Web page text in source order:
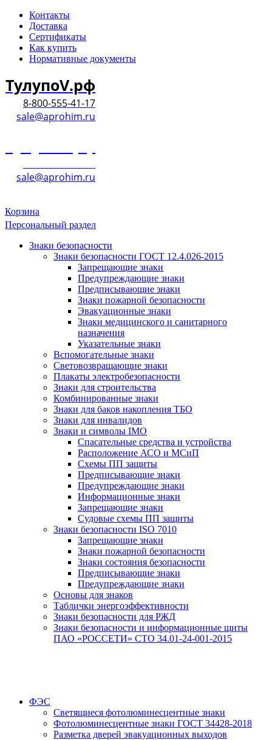
Контакты
Доставка
Сертификаты
Как купить
Нормативные документы
ТулупоV.рф
8-800-555-41-17
sale@aprohim.ru
sale@aprohim.ru
Корзина
Персональный раздел
Знаки безопасности
Знаки безопасности ГОСТ 12.4.026-2015
Запрещающие знаки
Предупреждающие знаки
Предписывающие знаки
Знаки пожарной безопасности
Эвакуационные знаки
Знаки медицинского и санитарного
назначения
Указательные знаки
Вспомогательные знаки
Световозвращающие знаки
Плакаты электробезопасности
Знаки для строительства
Комбинированные знаки
Знаки для баков накопления ТБО
Знаки для инвалидов
Знаки и символы IMO
Спасательные средства и устройства
Расположение АСО и МСиП
Схемы ПП защиты
Предписывающие знаки
Предупреждающие знаки
Информационные знаки
Запрещающие знаки
Судовые схемы ПП защиты
Знаки безопасности ISO 7010
Запрещающие знаки
Знаки пожарной безопасности
Знаки состояния безопасности
Предписывающие знаки
Предупреждающие знаки
Основы для знаков
Таблички энергоэффективности
Знаки безопасности для РЖД
Знаки безопасности и информационные щиты
ПАО «РОССЕТИ» СТО 34.01-24-001-2015
ФЭС
Светящиеся фотолюминесцентные знаки
Фотолюминесцентные знаки ГОСТ 34428-2018
Разметка дверей эвакуационных выходов